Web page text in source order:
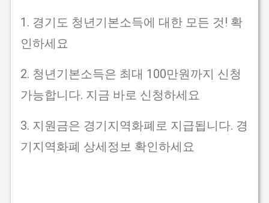
1. 경기도 청년기본소득에 대한 모든 것! 확
인하세요
2. 청년기본소득은 최대 100만원까지 신청
가능합니다. 지금 바로 신청하세요
3. 지원금은 경기지역화폐로 지급됩니다. 경
기지역화폐 상세정보 확인하세요